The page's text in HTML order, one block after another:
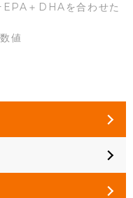
＋DHAを合わせた
値